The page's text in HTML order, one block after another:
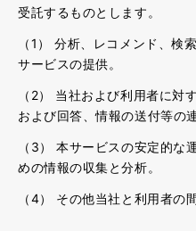
受託するものとします。
（1） 分析、レコメンド、検
サービスの提供。
（2） 当社および利用者に対
および回答、情報の送付等の連
（3） 本サービスの安定的な
めの情報の収集と分析。
（4） その他当社と利用者の